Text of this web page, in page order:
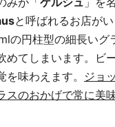
と呼ばれるお店がい
の円柱型の細長い
めてしまいます。ビ
味わえます。 ジョ
スのおかげで常に美